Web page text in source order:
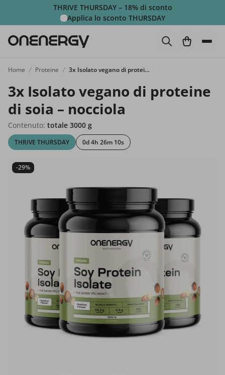
THRIVE THURSDAY – 18% di sconto
Applica lo sconto THURSDAY
Home Proteine 3x Isolato vegano di proteine di soia – nocciola
3x Isolato vegano di proteine
di soia – nocciola
Contenuto: totale 3000 g
THRIVE THURSDAY 0d 4h 26m 8s
-29%